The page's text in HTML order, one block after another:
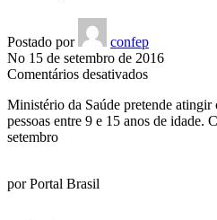
Postado por
confep
No 15 de setembro de 2016
Comentários desativadosem
de
crianças
Ministério da Saúde pretende atingir
pessoas entre 9 e 15 anos de idade.
setembro
porPortal Brasil